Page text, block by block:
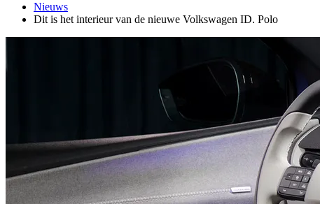
Nieuws
Dit is het interieur van de nieuwe Volkswagen ID. Polo